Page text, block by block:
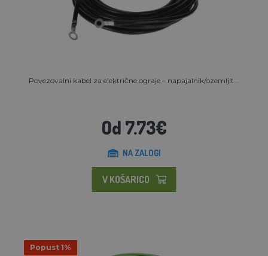
Povezovalni kabel za električne ograje – napajalnik/ozemljit...
Od 7.73€
NA ZALOGI
V KOŠARICO
Popust 1%